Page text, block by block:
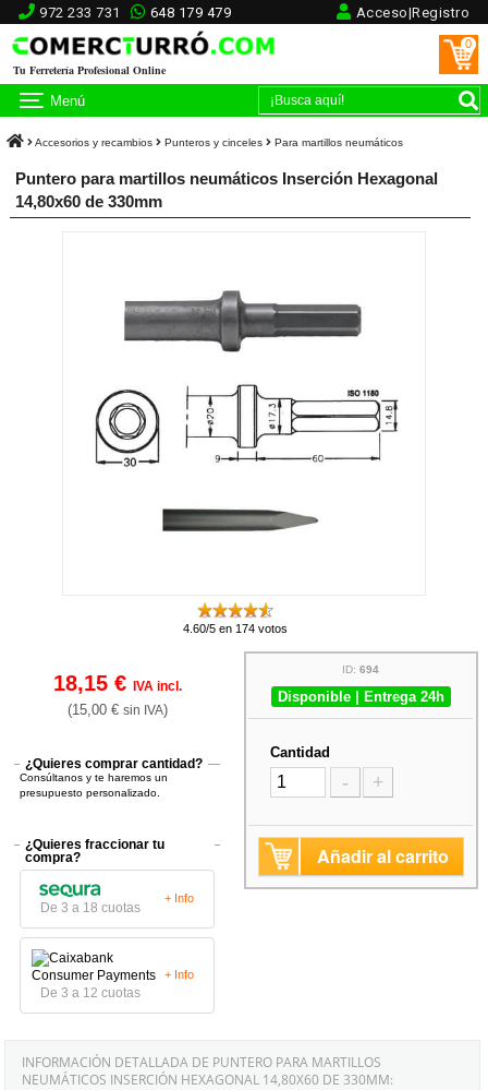
972 233 731 648 179 479 Acceso|Registro
Tu Ferretería Profesional Online
0
Menú
Accesorios y recambios Punteros y cinceles Para martillos neumáticos
Puntero para martillos neumáticos Inserción Hexagonal
14,80x60 de 330mm
4.60/5 en 174 votos
18,15 € IVA incl.
(15,00 € sin IVA)
¿Quieres comprar cantidad?
Consúltanos y te haremos un
presupuesto personalizado.
¿Quieres fraccionar tu
compra?
De 3 a 18 cuotas
+ Info
De 3 a 12 cuotas
+ Info
ID:694
Disponible | Entrega 24h
Cantidad
- +
Añadir al carrito
INFORMACIÓN DETALLADA DE PUNTERO PARA MARTILLOS
NEUMÁTICOS INSERCIÓN HEXAGONAL 14,80X60 DE 330MM: